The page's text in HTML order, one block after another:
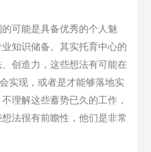
可能是具备优秀的个人魅
知识储备。其实托育中心的
创造力，这些想法有可能在
实现，或者是才能够落地实
理解这些蓄势已久的工作，
法很有前瞻性，他们是非常